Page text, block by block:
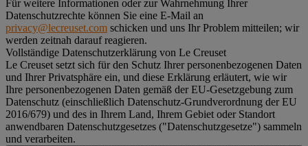
Für weitere Informationen oder zur Wahrnehmung Ihrer
Datenschutzrechte können Sie eine E-Mail an
privacy@lecreuset.com schicken und uns Ihr Problem mitteilen; wir
werden zeitnah darauf reagieren.
Vollständige Datenschutzerklärung von Le Creuset
Le Creuset setzt sich für den Schutz Ihrer personenbezogenen Daten
und Ihrer Privatsphäre ein, und diese Erklärung erläutert, wie wir
Ihre personenbezogenen Daten gemäß der EU-Gesetzgebung zum
Datenschutz (einschließlich Datenschutz-Grundverordnung der EU
2016/679) und des in Ihrem Land, Ihrem Gebiet oder Standort
anwendbaren Datenschutzgesetzes ("Datenschutzgesetze") sammeln
und verarbeiten.